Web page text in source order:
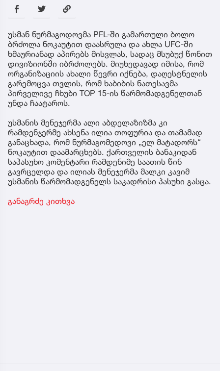
უსმან ნურმაგოდოვმა PFL-ში გამართული ბოლო
ბრძოლა ნოკაუტით დაასრულა და ახლა UFC-ში
ხმაურიანად აპირებს მისვლას, სადაც მსუბუქ წონით
დივიზიონში იბრძოლებს. მიუხედავად იმისა, რომ
ორგანიზაციის ახალი წევრი იქნება, დაღესტნელის
გარემოცვა თვლის, რომ ხაბიბის ნათესავმა
პირველივე ჩხუბი TOP 15-ის წარმომადგენელთან
უნდა ჩაატაროს.
უსმანის მენეჯერმა ალი აბდელაზიზმა კი
რამდენჯერმე ახსენა ილია თოფურია და თამამად
განაცხადა, რომ ნურმაგომედოვი „ელ მატადორს“
ნოკაუტით დაამარცხებს. ქართველის ბანაკიდან
საპასუხო კომენტარი რამდენიმე საათის წინ
გავრცელდა და ილიას მენეჯერმა მალკი კავიმ
უსმანის წარმომადგენელს საკადრისი პასუხი გასცა.
განაგრძე კითხვა